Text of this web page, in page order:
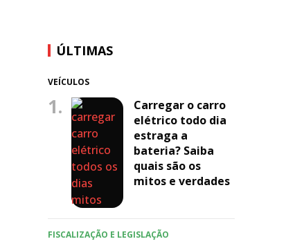
ÚLTIMAS
VEÍCULOS
1.
Carregar o carro
elétrico todo dia
estraga a
bateria? Saiba
quais são os
mitos e verdades
FISCALIZAÇÃO E LEGISLAÇÃO